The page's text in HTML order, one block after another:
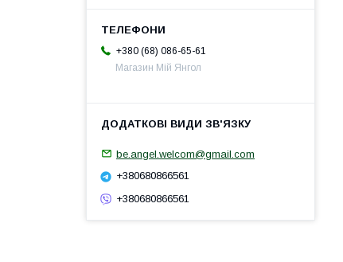
+380 (68) 086-65-61
Магазин Мій Янгол
be.angel.welcom@gmail.com
+380680866561
+380680866561